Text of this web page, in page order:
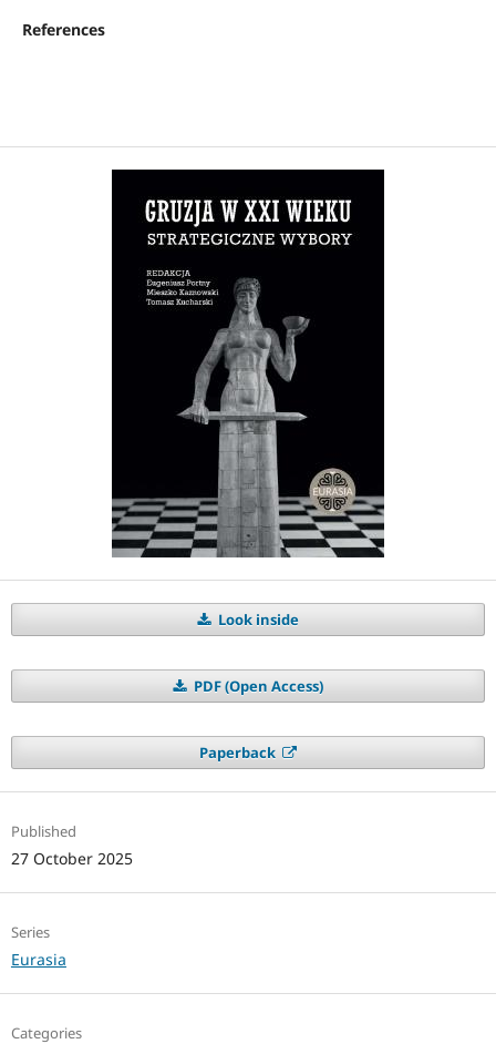
References
Look inside
PDF (Open Access)
Paperback
Published
27 October 2025
Series
Eurasia
Categories